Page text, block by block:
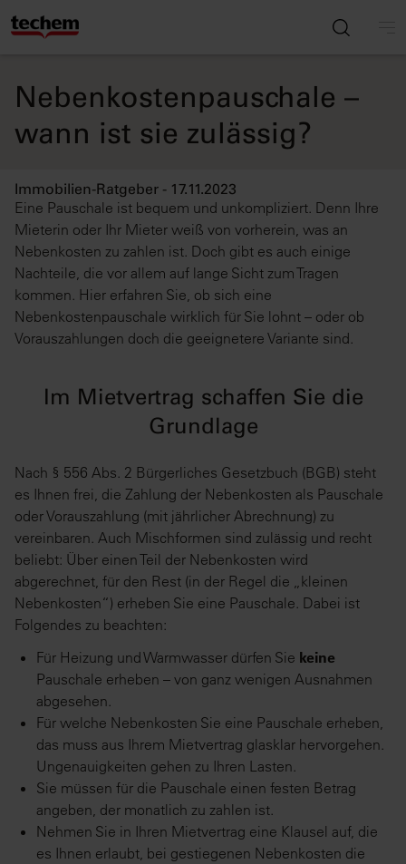
Nebenkostenpauschale –
wann ist sie zulässig?
Immobilien-Ratgeber - 17.11.2023
Eine Pauschale ist bequem und unkompliziert. Denn Ihre
Mieterin oder Ihr Mieter weiß von vorherein, was an
Nebenkosten zu zahlen ist. Doch gibt es auch einige
Nachteile, die vor allem auf lange Sicht zum Tragen
kommen. Hier erfahren Sie, ob sich eine
Nebenkostenpauschale wirklich für Sie lohnt – oder ob
Vorauszahlungen doch die geeignetere Variante sind.
Im Mietvertrag schaffen Sie die
Grundlage
Nach § 556 Abs. 2 Bürgerliches Gesetzbuch (BGB) steht
es Ihnen frei, die Zahlung der Nebenkosten als Pauschale
oder Vorauszahlung (mit jährlicher Abrechnung) zu
vereinbaren. Auch Mischformen sind zulässig und recht
beliebt: Über einen Teil der Nebenkosten wird
abgerechnet, für den Rest (in der Regel die „kleinen
Nebenkosten“) erheben Sie eine Pauschale. Dabei ist
Folgendes zu beachten:
Für Heizung und Warmwasser dürfen Sie keine
Pauschale erheben – von ganz wenigen Ausnahmen
abgesehen.
Für welche Nebenkosten Sie eine Pauschale erheben,
das muss aus Ihrem Mietvertrag glasklar hervorgehen.
Ungenauigkeiten gehen zu Ihren Lasten.
Sie müssen für die Pauschale einen festen Betrag
angeben, der monatlich zu zahlen ist.
Nehmen Sie in Ihren Mietvertrag eine Klausel auf, die
es Ihnen erlaubt, bei gestiegenen Nebenkosten die